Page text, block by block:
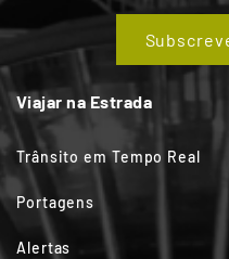
Viajar na Estrada
Trânsito em Tempo Real
Portagens
Alertas